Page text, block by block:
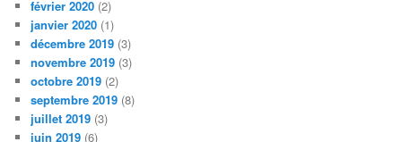
février 2020 (2)
janvier 2020 (1)
décembre 2019 (3)
novembre 2019 (3)
octobre 2019 (2)
septembre 2019 (8)
juillet 2019 (3)
juin 2019 (6)